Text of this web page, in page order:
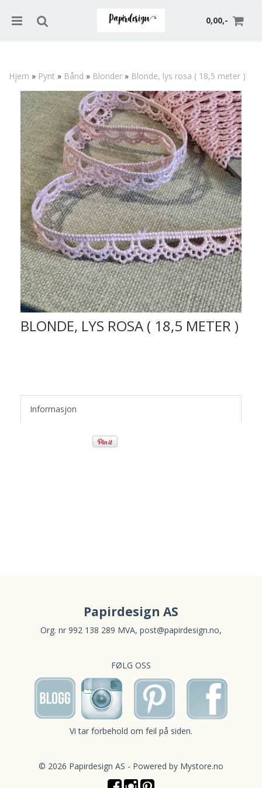
0,00,-
Hjem » Pynt » Bånd » Blonder » Blonde, lys rosa ( 18,5 meter )
BLONDE, LYS ROSA ( 18,5 METER )
Informasjon
Papirdesign AS
Org. nr 992 138 289 MVA, post@papirdesign.no,
FØLG OSS
Vi tar forbehold om feil på siden.
© 2026 Papirdesign AS - Powered by Mystore.no
Nullstill
Trykk ENTER for å søke